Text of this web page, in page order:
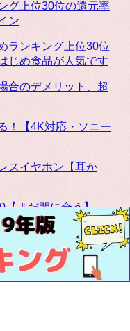
グ上位30位の還元率
ン
ランキング上位30位
じめ食品が人気です
合のデメリット、超
！【4K対応・ソニー
スイヤホン【耳か
【まだ間に合う】
具が登場！椅子・テ